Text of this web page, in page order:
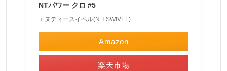
NTパワー クロ #5
エヌティースイベル(N.T.SWIVEL)
Amazon
楽天市場